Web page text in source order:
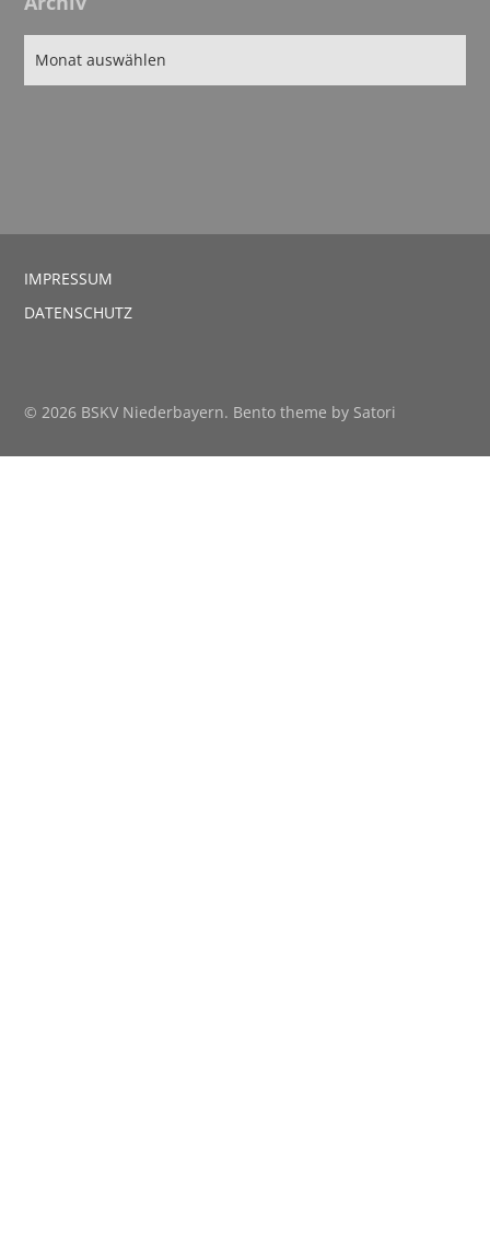
IMPRESSUM
DATENSCHUTZ
© 2026 BSKV Niederbayern. Bento theme by Satori